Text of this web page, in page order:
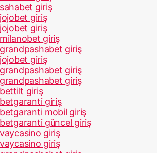
sahabet giriş
jojobet giriş
jojobet giriş
milanobet giriş
grandpashabet giriş
jojobet giriş
grandpashabet giriş
grandpashabet giriş
bettilt giriş
betgaranti giriş
betgaranti mobil giriş
betgaranti güncel giriş
vaycasino giriş
vaycasino giriş